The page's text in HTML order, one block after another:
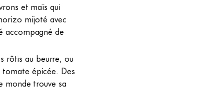
et maïs qui
mijoté avec
accompagné de
rôtis au beurre, ou
épicée. Des
monde trouve sa